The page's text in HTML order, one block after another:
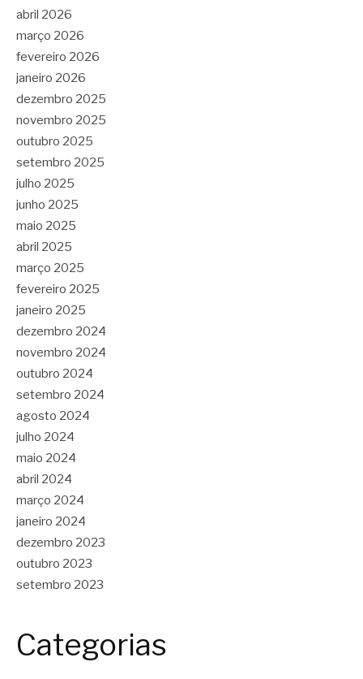
abril 2026
março 2026
fevereiro 2026
janeiro 2026
dezembro 2025
novembro 2025
outubro 2025
setembro 2025
julho 2025
junho 2025
maio 2025
abril 2025
março 2025
fevereiro 2025
janeiro 2025
dezembro 2024
novembro 2024
outubro 2024
setembro 2024
agosto 2024
julho 2024
maio 2024
abril 2024
março 2024
janeiro 2024
dezembro 2023
outubro 2023
setembro 2023
Categorias